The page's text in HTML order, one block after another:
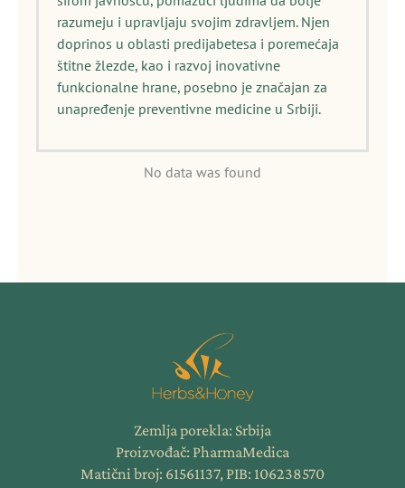
razumeju i upravljaju svojim zdravljem. Njen
doprinos u oblasti predijabetesa i poremećaja
štitne žlezde, kao i razvoj inovativne
funkcionalne hrane, posebno je značajan za
unapređenje preventivne medicine u Srbiji.
No data was found
Zemlja porekla: Srbija
Proizvođač: PharmaMedica
Matični broj: 61561137, PIB: 106238570